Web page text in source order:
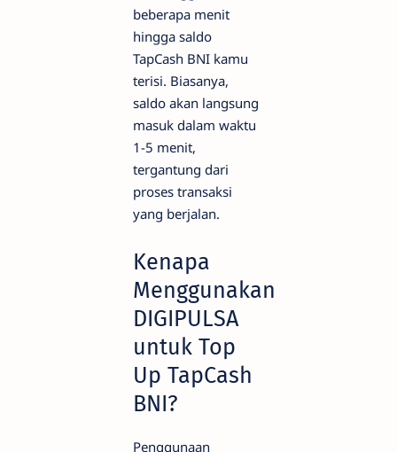
beberapa menit
hingga saldo
TapCash BNI kamu
terisi. Biasanya,
saldo akan langsung
masuk dalam waktu
1-5 menit,
tergantung dari
proses transaksi
yang berjalan.
Kenapa
Menggunakan
DIGIPULSA
untuk Top
Up TapCash
BNI?
Penggunaan